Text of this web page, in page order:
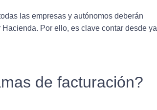
las empresas y autónomos deberán
Hacienda. Por ello, es clave contar desde ya
de facturación?